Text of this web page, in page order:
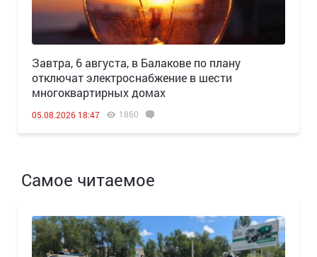
Завтра, 6 августа, в Балакове по плану
отключат электроснабжение в шести
многоквартирных домах
05.08.2026 18:47 1860
Самое читаемое